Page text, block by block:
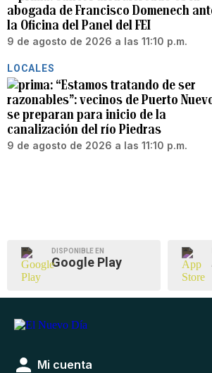
abogada de Francisco Domenech
la Oficina del Panel del FEI
9 de agosto de 2026 a las 11:10 p.m.
LOCALES
“Estamos tratando de ser
razonables”: vecinos de Puerto
se preparan para inicio de la
canalización del río Piedras
9 de agosto de 2026 a las 11:10 p.m.
DISPONIBLE EN
Google Play
Mi cuenta